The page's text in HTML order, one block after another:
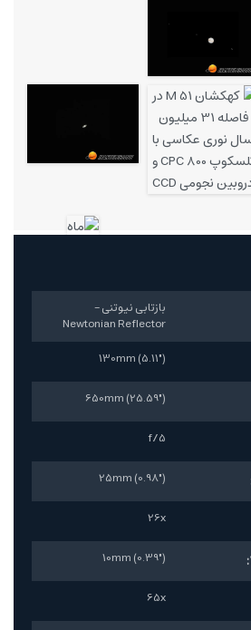
بازتابی نیوتنی -
Newtonian Reflector
130mm (5.11")
650mm (25.59")
f/5
25mm (0.98")
26x
10mm (0.39")
65x